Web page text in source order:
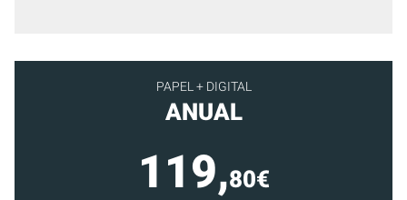
PAPEL + DIGITAL
ANUAL
119,80€